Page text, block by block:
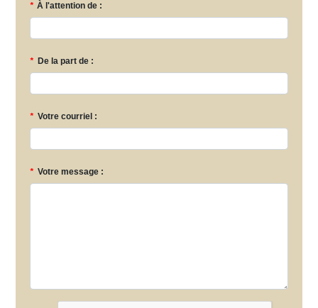
* À l'attention de :
* De la part de :
* Votre courriel :
* Votre message :